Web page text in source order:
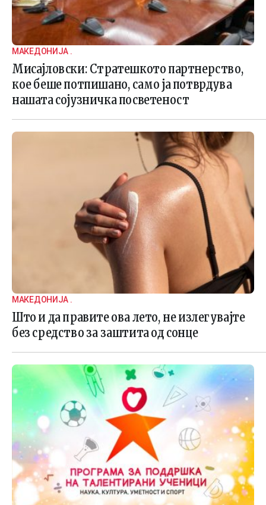
МАКЕДОНИЈА .
Мисајловски: Стратешкото партнерство,
кое беше потпишано, само ја потврдува
нашата сојузничка посветеност
МАКЕДОНИЈА .
Што и да правите ова лето, не излегувајте
без средство за заштита од сонце